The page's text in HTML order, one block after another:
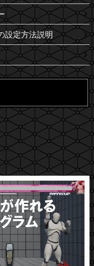
設定方法説明